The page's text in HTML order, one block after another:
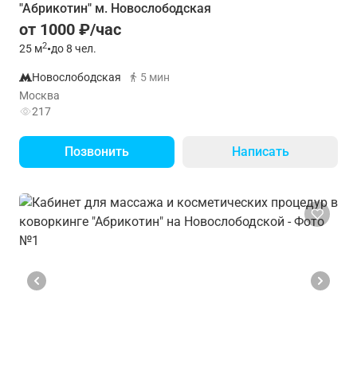
"Абрикотин" м. Новослободская
от 1000 ₽/час
25 м2•до 8 чел.
Новослободская
5 мин
Москва
217
Позвонить Написать